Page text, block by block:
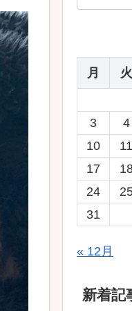
月
火
3
4
10
11
17
24
31
« 12月
新着記